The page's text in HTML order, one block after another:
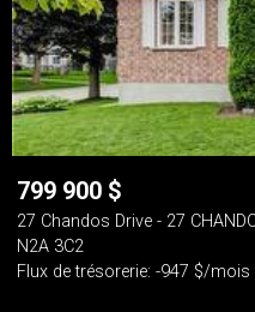
799 900 $
27 Chandos Drive - 27
N2A 3C2
Flux de trésorerie: -947 $/mois